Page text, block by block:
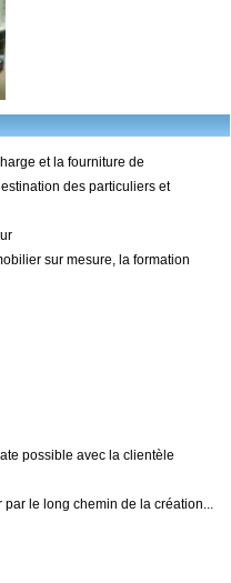
et la fourniture de
des particuliers et
sur mesure, la formation
possible avec la clientèle
le long chemin de la création...